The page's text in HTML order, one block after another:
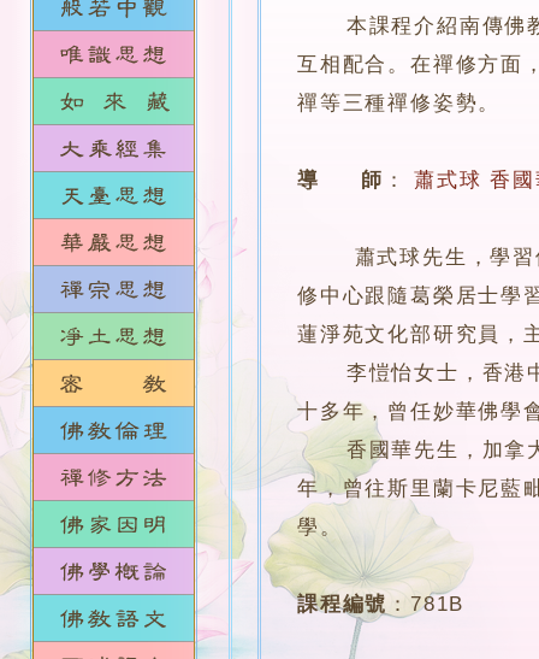
本課程介紹南傳佛教
互相配合。在禪修方面
禪等三種禪修姿勢。
導 師 ： 蕭式球 香
蕭式球先生，學習佛
修中心跟隨葛榮居士學
蓮淨苑文化部研究員，
李愷怡女士，香港中
十多年，曾任妙華佛學
香國華先生，加拿大
年，曾往斯里蘭卡尼藍
學。
課程編號 ： 781B